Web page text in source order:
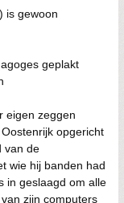
) is gewoon
geplakt
eigen zeggen
opgericht
van de
wie hij banden had
in geslaagd om alle
zijn computers